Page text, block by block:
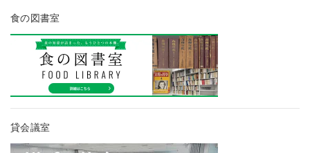
食の図書室
貸会議室